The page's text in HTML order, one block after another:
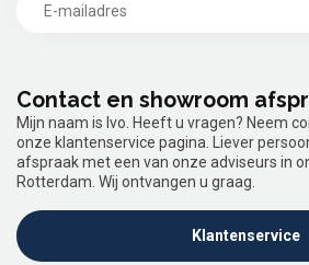
Contact en showroom
Mijn naam is Ivo. Heeft u vragen? Neem
onze klantenservice pagina. Liever
afspraak met een van onze adviseurs in
Rotterdam. Wij ontvangen u graag.
Klantenservice